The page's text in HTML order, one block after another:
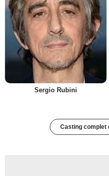
Sergio Rubini
Casting complet